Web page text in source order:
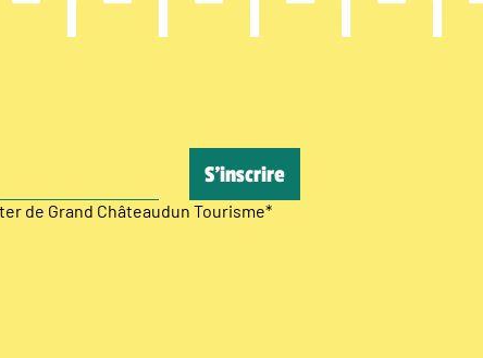
de Grand Châteaudun Tourisme*